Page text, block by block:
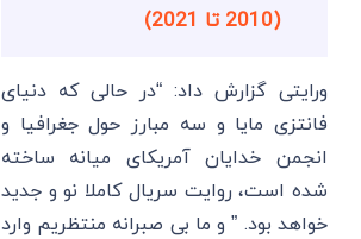
(2010 تا 2021)
ورایتی گزارش داد: “در حالی که دنیای
فانتزی مایا و سه مبارز حول جغرافیا و
انجمن خدایان آمریکای میانه ساخته
شده است، روایت سریال کاملا نو و جدید
خواهد بود. ” و ما بی صبرانه منتظریم وارد